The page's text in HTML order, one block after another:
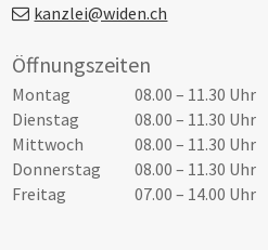
kanzlei@widen.ch
Öffnungszeiten
TagÖffnungszeiten Vormittag
Montag 08.00 – 11.30 Uhr
Dienstag
08.00 – 11.30 Uhr
Mittwoch
08.00 – 11.30 Uhr
Donnerstag
08.00 – 11.30 Uhr
Freitag
07.00 – 14.00 Uhr